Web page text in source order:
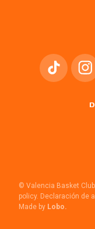
© Valencia Basket
policy. Declaración de
Made by Lobo.